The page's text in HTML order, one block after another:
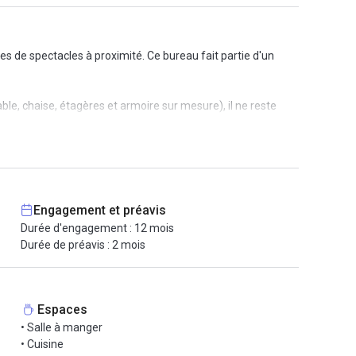
de spectacles à proximité. Ce bureau fait partie d'un
chaise, étagères et armoire sur mesure), il ne reste
par semaine. Quant à la cuisine, elle est équipée
habitude partagée par tous.
ménage hebdomadaire. Un engagement de
du bureau.
Engagement et préavis
Durée d'engagement : 12 mois
Durée de préavis : 2 mois
Espaces
• Salle à manger
• Cuisine